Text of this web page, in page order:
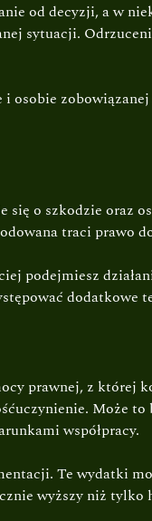
od decyzji, a w
sytuacji.
osobie
o szkodzie oraz
traci prawo
podejmiesz
dodatkowe
prawnej, z której
Może
współpracy.
Te wydatki
wyższy niż